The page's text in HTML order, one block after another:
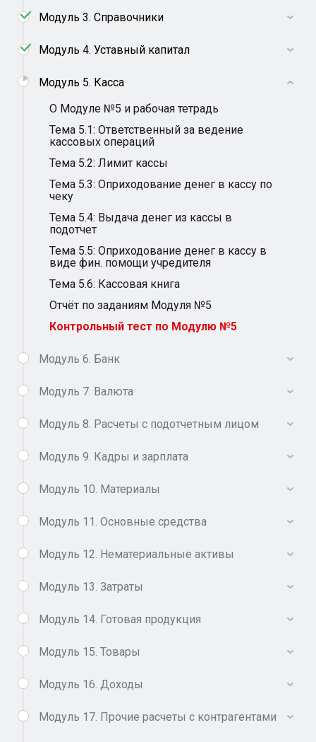
Модуль 3. Справочники
Модуль 4. Уставный капитал
Модуль 5. Касса
О Модуле №5 и рабочая тетрадь
Тема 5.1: Ответственный за ведение
кассовых операций
Тема 5.2: Лимит кассы
Тема 5.3: Оприходование денег в кассу по
чеку
Тема 5.4: Выдача денег из кассы в
подотчет
Тема 5.5: Оприходование денег в кассу в
виде фин. помощи учредителя
Тема 5.6: Кассовая книга
Отчёт по заданиям Модуля №5
Контрольный тест по Модулю №5
Модуль 6. Банк
Модуль 7. Валюта
Модуль 8. Расчеты с подотчетным лицом
Модуль 9. Кадры и зарплата
Модуль 10. Материалы
Модуль 11. Основные средства
Модуль 12. Нематериальные активы
Модуль 13. Затраты
Модуль 14. Готовая продукция
Модуль 15. Товары
Модуль 16. Доходы
Модуль 17. Прочие расчеты с контрагентами